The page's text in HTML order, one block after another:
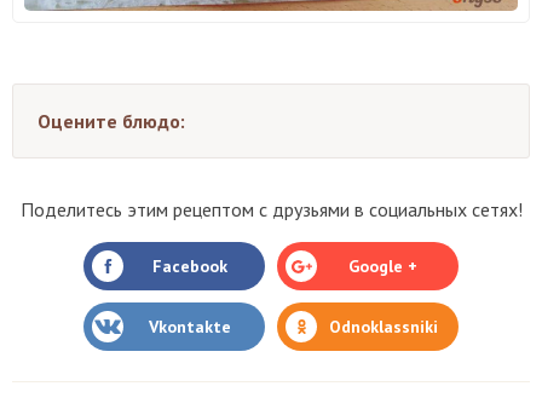
Оцените блюдо:
Поделитесь этим рецептом с друзьями в социальных сетях!
Facebook Google +
Vkontakte Odnoklassniki